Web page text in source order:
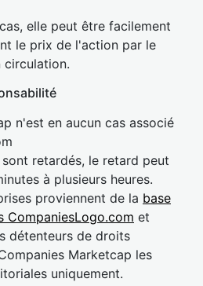
elle peut être facilement
le prix de l'action par le
circulation.
n'est en aucun cas associé
retardés, le retard peut
à plusieurs heures.
proviennent de la base
CompaniesLogo.com et
détenteurs de droits
Marketcap les
uniquement.